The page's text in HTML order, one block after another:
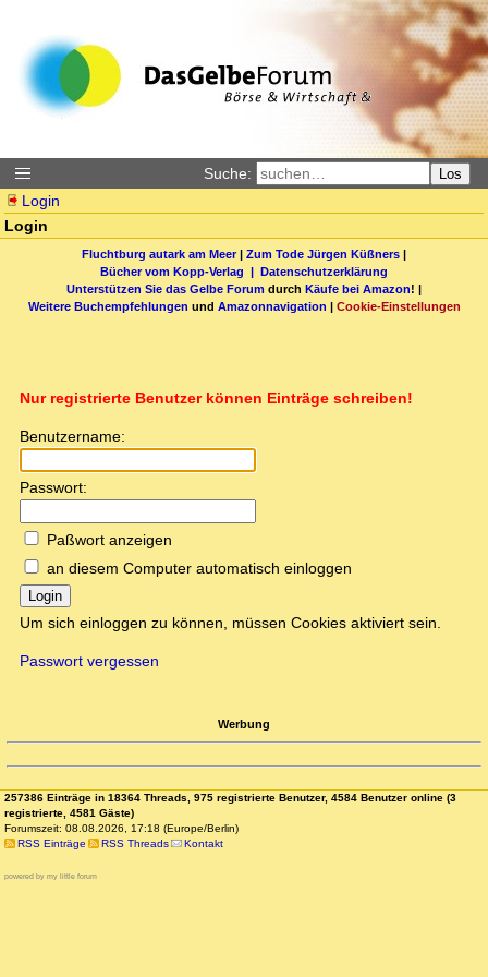
Suche: Los
Login
Login
Fluchtburg autark am Meer| Zum Tode Jürgen Küßners |
Bücher vom Kopp-Verlag | Datenschutzerklärung
Unterstützen Sie das Gelbe Forum durch Käufe bei Amazon! |
Weitere Buchempfehlungen und Amazonnavigation | Cookie-Einstellungen
Nur registrierte Benutzer können Einträge schreiben!
Benutzername:
Passwort:
Paßwort anzeigen
an diesem Computer automatisch einloggen
Login
Um sich einloggen zu können, müssen Cookies aktiviert sein.
Passwort vergessen
Werbung
257386 Einträge in 18364 Threads, 975 registrierte Benutzer, 4584 Benutzer online (3
registrierte, 4581 Gäste)
Forumszeit: 08.08.2026, 17:18 (Europe/Berlin)
RSS Einträge
RSS Threads Kontakt
powered by my little forum